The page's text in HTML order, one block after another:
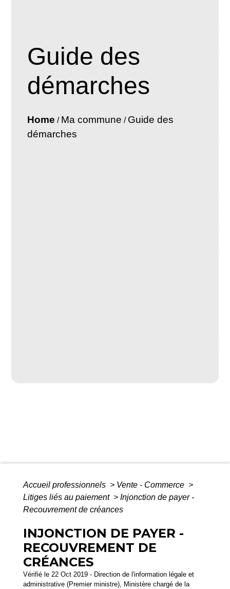
Guide des
démarches
Home / Ma commune / Guide des
démarches
Accueil professionnels > Vente - Commerce >
Litiges liés au paiement > Injonction de payer -
Recouvrement de créances
INJONCTION DE PAYER -
RECOUVREMENT DE
CRÉANCES
Vérifié le 22 Oct 2019 - Direction de l'information légale et
administrative (Premier ministre), Ministère chargé de la